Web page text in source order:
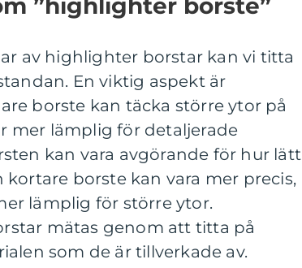
”highlighter borste”
av highlighter borstar kan vi titta
En viktig aspekt är
borste kan täcka större ytor på
mer lämplig för detaljerade
kan vara avgörande för hur lätt
borste kan vara mer precis,
lämplig för större ytor.
mätas genom att titta på
som de är tillverkade av.